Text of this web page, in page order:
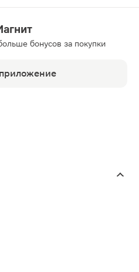
бонусов за покупки